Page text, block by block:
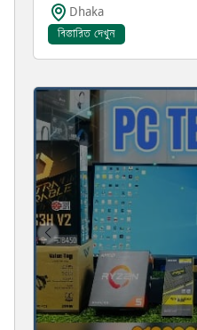
Dhaka
বিস্তারিত দেখুন